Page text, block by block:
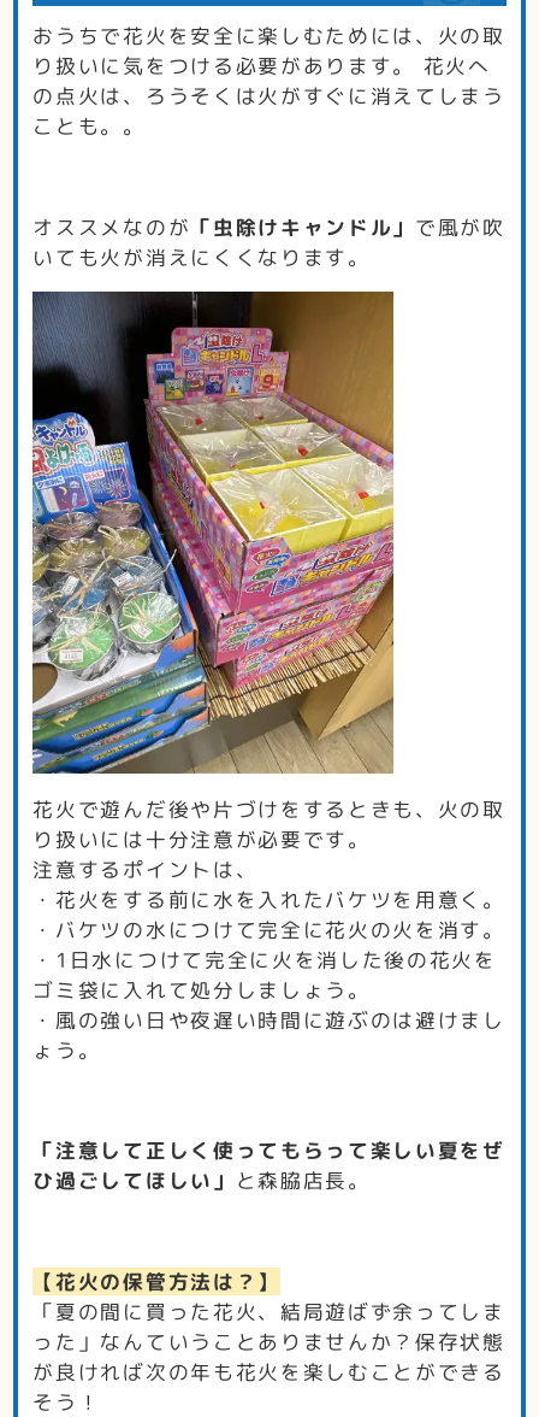
おうちで花火を安全に楽しむためには、火の取
り扱いに気をつける必要があります。 花火へ
の点火は、ろうそくは火がすぐに消えてしまう
ことも。。
オススメなのが 「虫除けキャンドル」 で風が吹
いても火が消えにくくなります。
花火で遊んだ後や片づけをするときも、火の取
り扱いには十分注意が必要です。
注意するポイントは、
・花火をする前に水を入れたバケツを用意く。
・バケツの水につけて完全に花火の火を消す。
・1日水につけて完全に火を消した後の花火を
ゴミ袋に入れて処分しましょう。
・風の強い日や夜遅い時間に遊ぶのは避けまし
ょう。
「注意して正しく使ってもらって楽しい夏をぜ
ひ過ごしてほしい」 と森脇店長。
【花火の保管方法は？】
「夏の間に買った花火、結局遊ばず余ってしま
った」なんていうことありませんか？保存状態
が良ければ次の年も花火を楽しむことができる
そう！